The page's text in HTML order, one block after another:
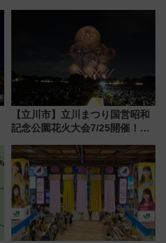
【立川市】立川まつり国営昭和
記念公園花火大会7/25開催！
混雑に要注意、その理由は